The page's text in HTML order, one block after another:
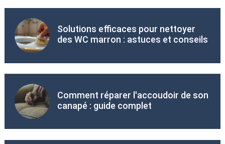
Solutions efficaces pour nettoyer
des WC marron : astuces et conseils
Comment réparer l'accoudoir de son
canapé : guide complet